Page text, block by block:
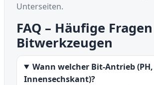
Unterseiten.
FAQ – Häufige
Bitwerkzeugen
Wann welcher Bit-Antrieb (PH,
Innensechskant)?